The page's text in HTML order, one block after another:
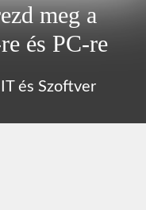
meg a
és PC-re
IT és Szoftver